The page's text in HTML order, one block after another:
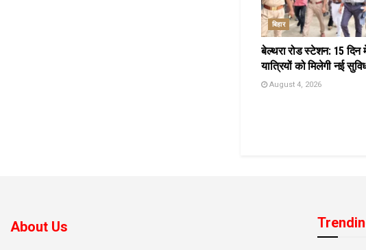
बिहार
बेल्थरा रोड स्टेशन: 15 दिन
यात्रियों को मिलेगी नई
August 4, 2026
About Us